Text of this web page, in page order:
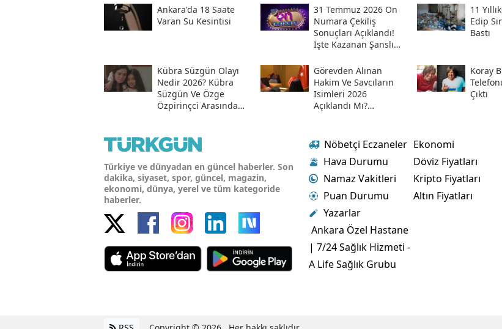
Hesabından Açıkladı
Ankara'da 18 Saate
Varan Su Kesintisi
31 Temmuz 2026 On
Numara Çekiliş
Sonuçları Açıklandı!
İşte Kazanan Şanslı
Sorgulama Ekranı
11
Edip
Bastı
Kübra Süzgün Olayı
Nedir 2026? Kübra
Süzgün Ve Özge
Özpirinçci Arasında
Görevden Alınan
Hakim Ve Savcıların
Isimleri 2026
Açıklandı Mı?
Savcılar Isim Listesi
Koray
Çıktı
Türkiye ve dünyadan en güncel haberler. Son
dakika, siyaset, spor, güncel, magazin,
ekonomi, dünya, yerel ve tüm kategoride
haberler.
Nöbetçi Eczaneler
Hava Durumu
Namaz Vakitleri
Puan Durumu
Yazarlar
Ankara Özel Hastane
| 7/24 Sağlık Hizmeti -
A Life Sağlık Grubu
Ekonomi
Döviz Fiyatları
Kripto Fiyatları
Altın Fiyatları